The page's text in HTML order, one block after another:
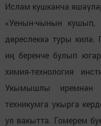
Ислам кушканча
«Уенын-чынын кушып,
дөреслеккә туры
иң беренче булып
химия-технология
Укымышлы
техникумга укырга
ул вакытта. Гомерем